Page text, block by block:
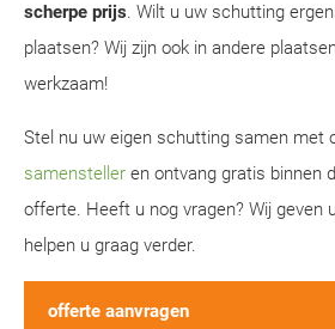
scherpe prijs. Wilt u uw schutting
plaatsen? Wij zijn ook in andere
werkzaam!
Stel nu uw eigen schutting samen met
samensteller en ontvang gratis binnen
offerte. Heeft u nog vragen? Wij geven
helpen u graag verder.
offerte aanvragen